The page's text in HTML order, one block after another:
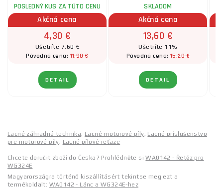
POSLEDNÝ KUS ZA TÚTO CENU
Akčná cena
4,30 €
Ušetríte 7,60 €
Pôvodná cena:11,90 €
DETAIL
SKLADOM
Akčná cena
13,60 €
Ušetríte 11%
Pôvodná cena: 15,20 €
DETAIL
Lacné záhradná technika, Lacné motorové píly, Lacné príslušenstvo
pre motorové píly, Lacné pílové reťaze
Chcete doručit zboží do Česka? Prohlédněte siWA0142 - Řetěz pro
WG324E
Magyarországra történő kiszállításért tekintse meg ezt a
termékoldalt: WA0142 - Lánc a WG324E-hez